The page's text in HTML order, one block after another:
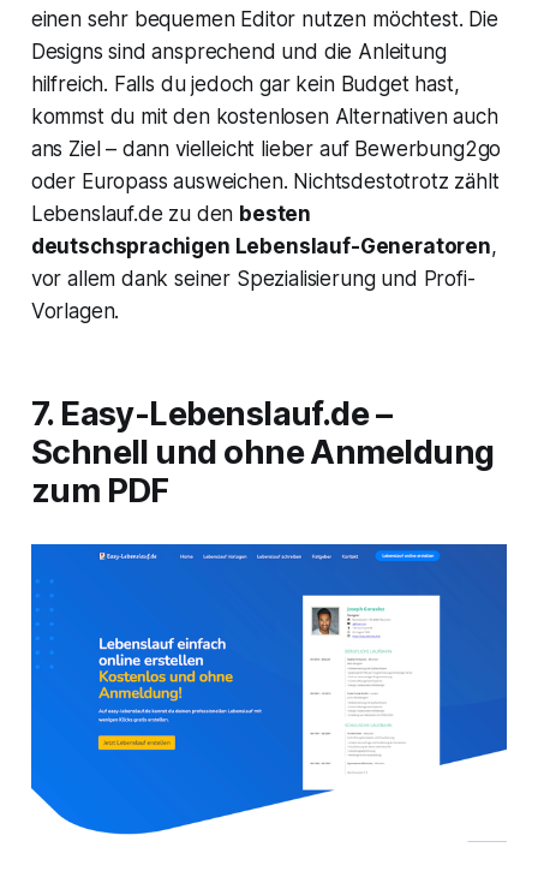
einen sehr bequemen Editor nutzen möchtest. Die
Designs sind ansprechend und die Anleitung
hilfreich. Falls du jedoch gar kein Budget hast,
kommst du mit den kostenlosen Alternativen auch
ans Ziel – dann vielleicht lieber auf Bewerbung2go
oder Europass ausweichen. Nichtsdestotrotz zählt
Lebenslauf.de zu den besten
deutschsprachigen Lebenslauf-Generatoren,
vor allem dank seiner Spezialisierung und Profi-
Vorlagen.
7. Easy-Lebenslauf.de –
Schnell und ohne Anmeldung
zum PDF